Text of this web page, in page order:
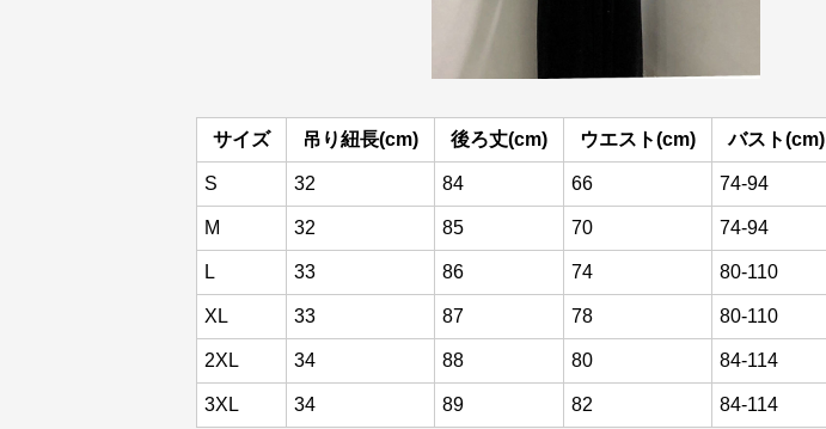
サイズ 吊り紐長(cm) 後ろ丈(cm) ウエスト(cm) バスト(cm)
S 32 84 66 74-94
M 32 85 70 74-94
L 33 86 74 80-110
XL 33 87 78 80-110
2XL 34 88 80 84-114
3XL 34 89 82 84-114